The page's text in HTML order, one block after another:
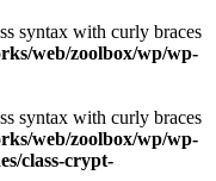
syntax with curly braces
web/zoolbox/wp/wp-
syntax with curly braces
web/zoolbox/wp/wp-
class-crypt-